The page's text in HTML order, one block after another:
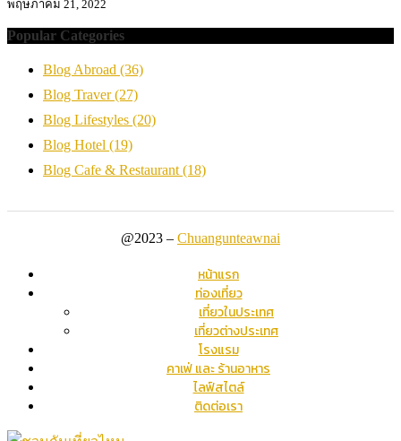
พฤษภาคม 21, 2022
Popular Categories
Blog Abroad (36)
Blog Traver(27)
Blog Lifestyles (20)
Blog Hotel (19)
Blog Cafe & Restaurant (18)
@2023 – Chuangunteawnai
หน้าแรก
ท่องเที่ยว
เที่ยวในประเทศ
เที่ยวต่างประเทศ
โรงแรม
คาเฟ่ และ ร้านอาหาร
ไลฟ์สไตล์
ติดต่อเรา